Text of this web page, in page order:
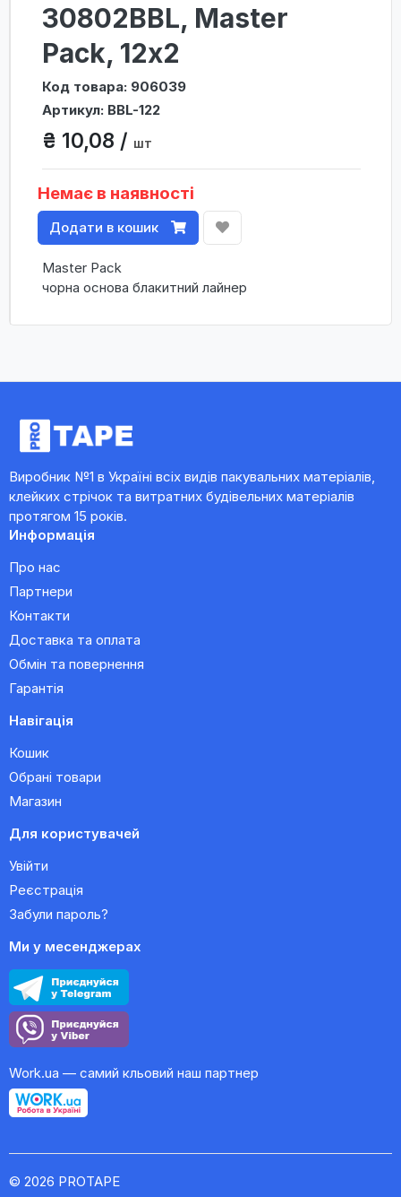
30802BBL, Master
Pack, 12х2
Код товара: 906039
Артикул: BBL-122
₴ 10,08 / шт
Немає в наявності
Додати в кошик
Master Pack
чорна основа блакитний лайнер
Виробник №1 в Україні всіх видів пакувальних матеріалів,
клейких стрічок та витратних будівельних матеріалів
протягом 15 років.
Информація
Про нас
Партнери
Контакти
Доставка та оплата
Обмін та повернення
Гарантія
Навігація
Кошик
Обрані товари
Магазин
Для користувачей
Увійти
Реєстрація
Забули пароль?
Ми у месенджерах
Work.ua — самий кльовий наш партнер
© 2026 PROTAPE